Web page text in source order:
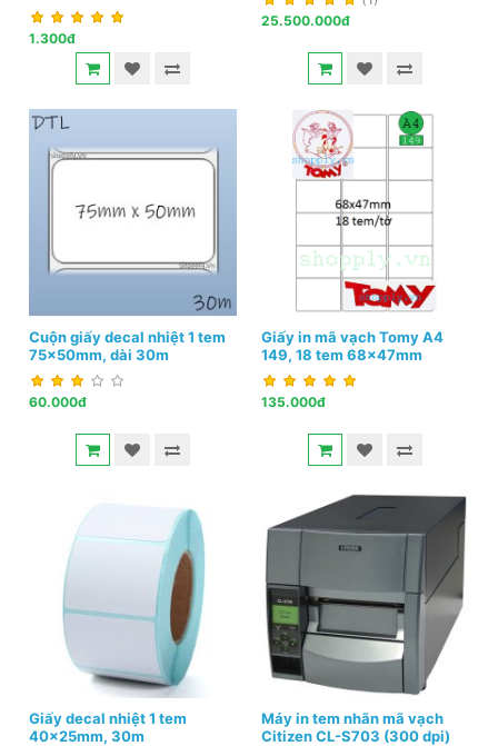
1.300đ
25.500.000đ
Cuộn giấy decal nhiệt 1 tem
75x50mm, dài 30m
60.000đ
Giấy in mã vạch Tomy A4
149, 18 tem 68x47mm
135.000đ
Giấy decal nhiệt 1 tem
40x25mm, 30m
Máy in tem nhãn mã vạch
Citizen CL-S703 (300 dpi)